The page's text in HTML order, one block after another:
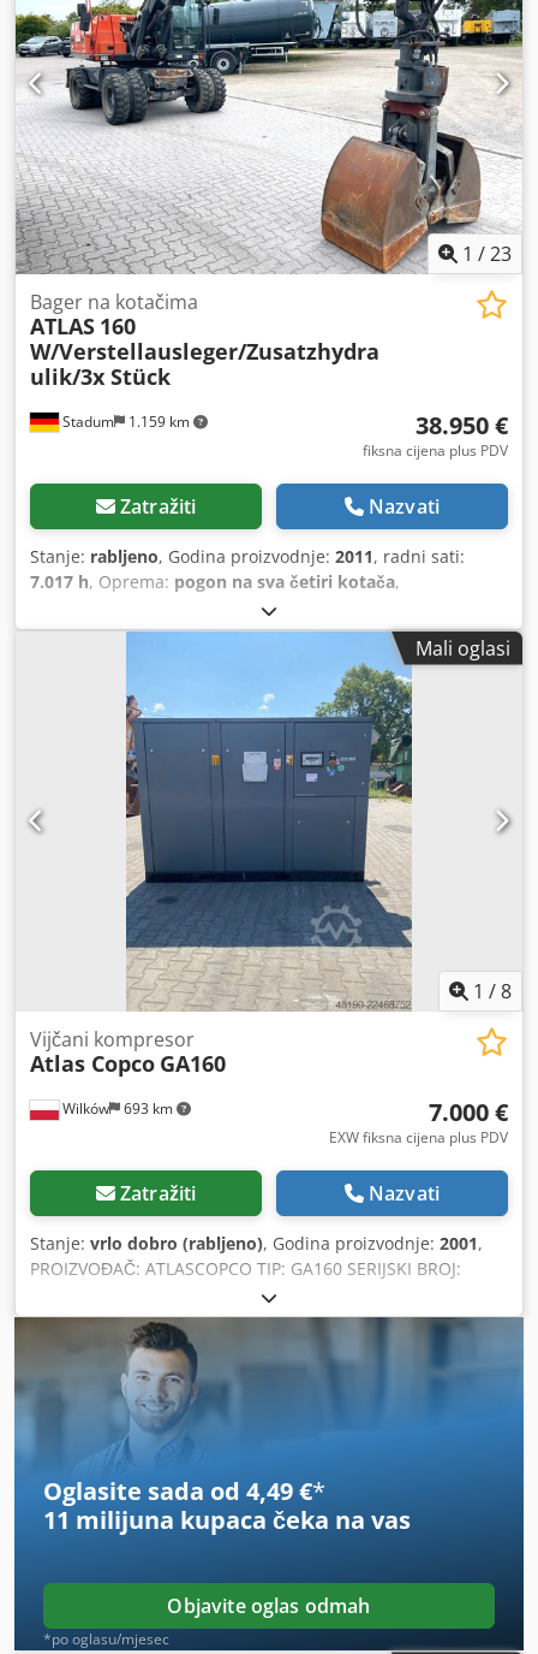
1 /23
Stadum 1.159 km
Bager na kotačima
ATLAS 160
W/Verstellausleger/Zusatzhydra
ulik/3x Stück
38.950 €
fiksna cijena plus PDV
Zatražiti Nazvati
Stanje: rabljeno, Godina proizvodnje: 2011, radni sati:
7.017 h, Oprema: pogon na sva četiri kotača,
Mali oglasi
1 /8
Wilków 693 km
Vijčani kompresor
Atlas Copco GA160
7.000 €
EXW fiksna cijena plus PDV
Zatražiti Nazvati
Stanje: vrlo dobro (rabljeno), Godina proizvodnje: 2001,
PROIZVOĐAČ: ATLASCOPCO TIP: GA160 SERIJSKI BROJ:
AIF072890 GODINA: 2001 SNAGA (kW): 167 PROPUSTNOST
(m3/min): 21 TLAK (bar): 8,5 SATI RADA (STVARNI/UKUPNO)
PRETVORNIK: ne Codpfx Aqozq Afuewjrf UGRAĐENI SUŠAČ:
ne IZMJENJIVAČ TOPLINE: ne HLAĐENJE (ZRAK/VODA): zrak
NA REZERVOARU: ne DOKUMENTACIJA: ne PRIKLJUČCI: 3
NOVO/RABLJENO: RABLJENO
Oglasite sada od 4,49 €*
11 milijuna kupaca čeka na vas
Objavite oglas odmah
*po oglasu/mjesec